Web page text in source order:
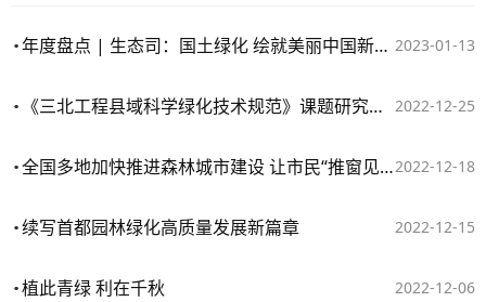
2023-01-13
年度盘点 | 生态司：国土绿化 绘就美丽中国新画卷
2022-12-25
《三北工程县域科学绿化技术规范》课题研究启动
2022-12-18
全国多地加快推进森林城市建设 让市民“推窗见绿”
2022-12-15
续写首都园林绿化高质量发展新篇章
2022-12-06
植此青绿 利在千秋